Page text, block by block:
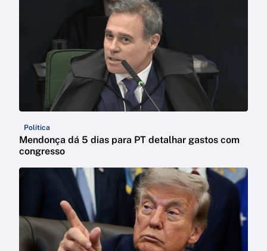
Política
Mendonça dá 5 dias para PT detalhar gastos com
congresso